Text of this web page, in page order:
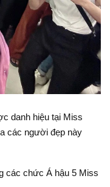
danh hiệu tại Miss
các người đẹp này
các chức Á hậu 5 Miss